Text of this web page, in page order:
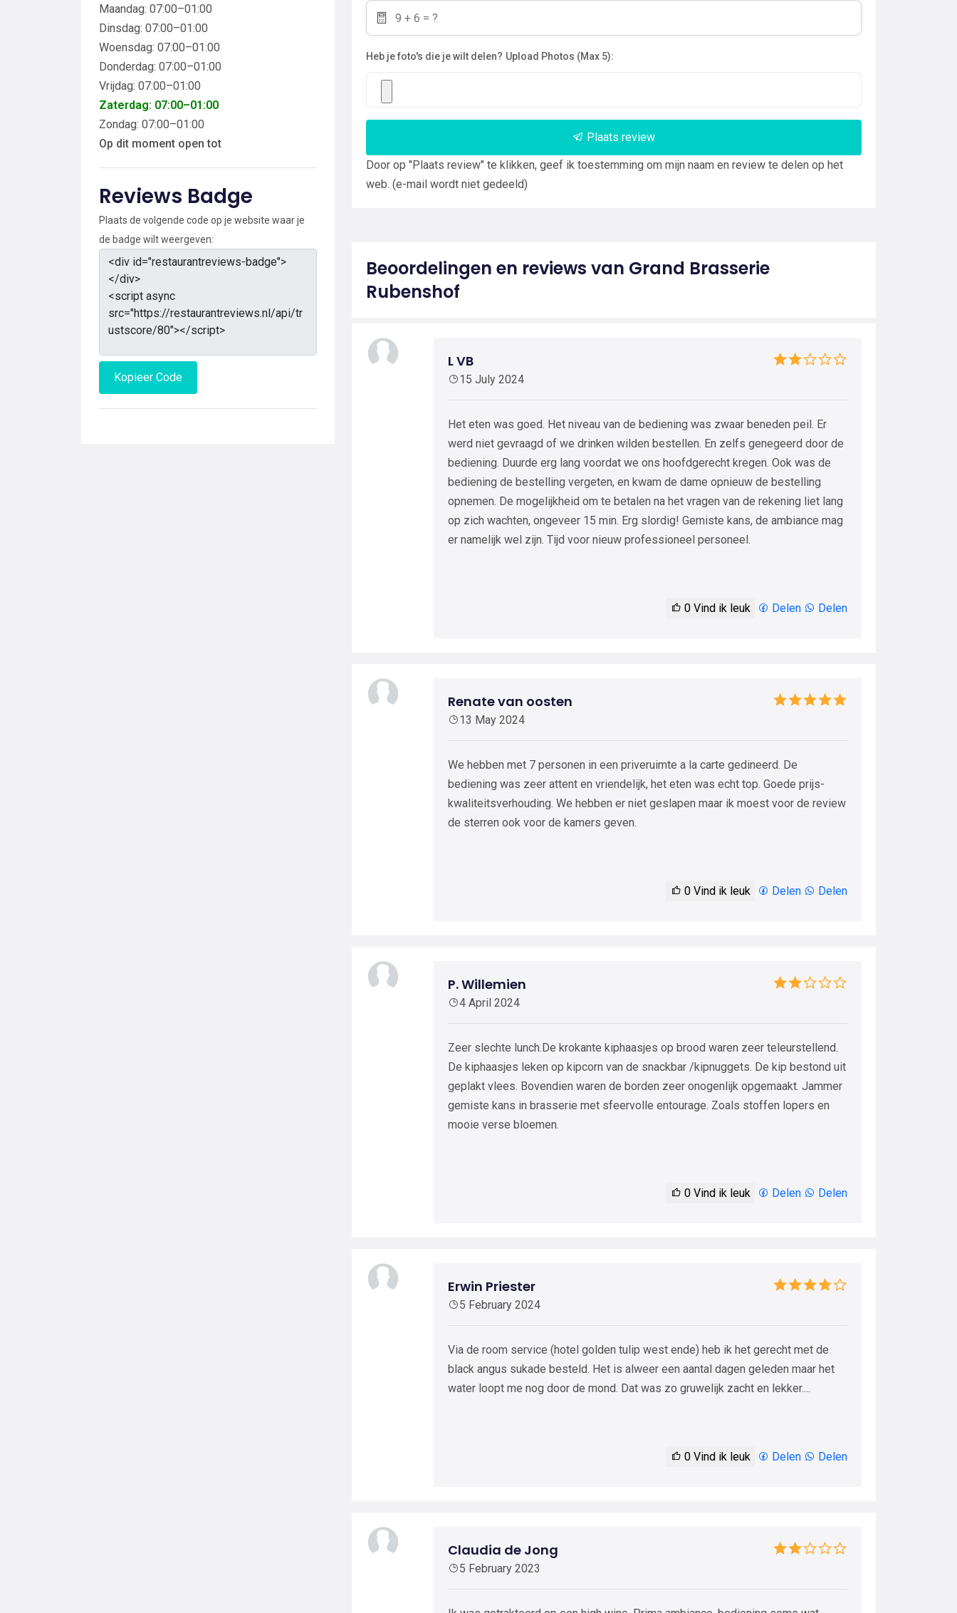
Maandag: 07:00–01:00
Dinsdag: 07:00–01:00
Woensdag: 07:00–01:00
Donderdag: 07:00–01:00
Vrijdag: 07:00–01:00
Zaterdag: 07:00–01:00
Zondag: 07:00–01:00
Op dit moment open tot
Reviews Badge
Plaats de volgende code op je website waar je
de badge wilt weergeven:
Kopieer Code
Heb je foto's die je wilt delen? Upload Photos (Max 5):
Plaats review
Door op "Plaats review" te klikken, geef ik toestemming om mijn naam en review te delen op het
web. (e-mail wordt niet gedeeld)
Beoordelingen en reviews van Grand Brasserie
Rubenshof
L VB
15 July 2024
Het eten was goed. Het niveau van de bediening was zwaar beneden peil. Er
werd niet gevraagd of we drinken wilden bestellen. En zelfs genegeerd door de
bediening. Duurde erg lang voordat we ons hoofdgerecht kregen. Ook was de
bediening de bestelling vergeten, en kwam de dame opnieuw de bestelling
opnemen. De mogelijkheid om te betalen na het vragen van de rekening liet lang
op zich wachten, ongeveer 15 min. Erg slordig! Gemiste kans, de ambiance mag
er namelijk wel zijn. Tijd voor nieuw professioneel personeel.
0 Vind ik leuk Delen Delen
Renate van oosten
13 May 2024
We hebben met 7 personen in een priveruimte a la carte gedineerd. De
bediening was zeer attent en vriendelijk, het eten was echt top. Goede prijs-
kwaliteitsverhouding. We hebben er niet geslapen maar ik moest voor de review
de sterren ook voor de kamers geven.
0 Vind ik leuk Delen Delen
P. Willemien
4 April 2024
Zeer slechte lunch.De krokante kiphaasjes op brood waren zeer teleurstellend.
De kiphaasjes leken op kipcorn van de snackbar /kipnuggets. De kip bestond uit
geplakt vlees. Bovendien waren de borden zeer onogenlijk opgemaakt. Jammer
gemiste kans in brasserie met sfeervolle entourage. Zoals stoffen lopers en
mooie verse bloemen.
0 Vind ik leuk Delen Delen
Erwin Priester
5 February 2024
Via de room service (hotel golden tulip west ende) heb ik het gerecht met de
black angus sukade besteld. Het is alweer een aantal dagen geleden maar het
water loopt me nog door de mond. Dat was zo gruwelijk zacht en lekker....
0 Vind ik leuk Delen Delen
Claudia de Jong
5 February 2023